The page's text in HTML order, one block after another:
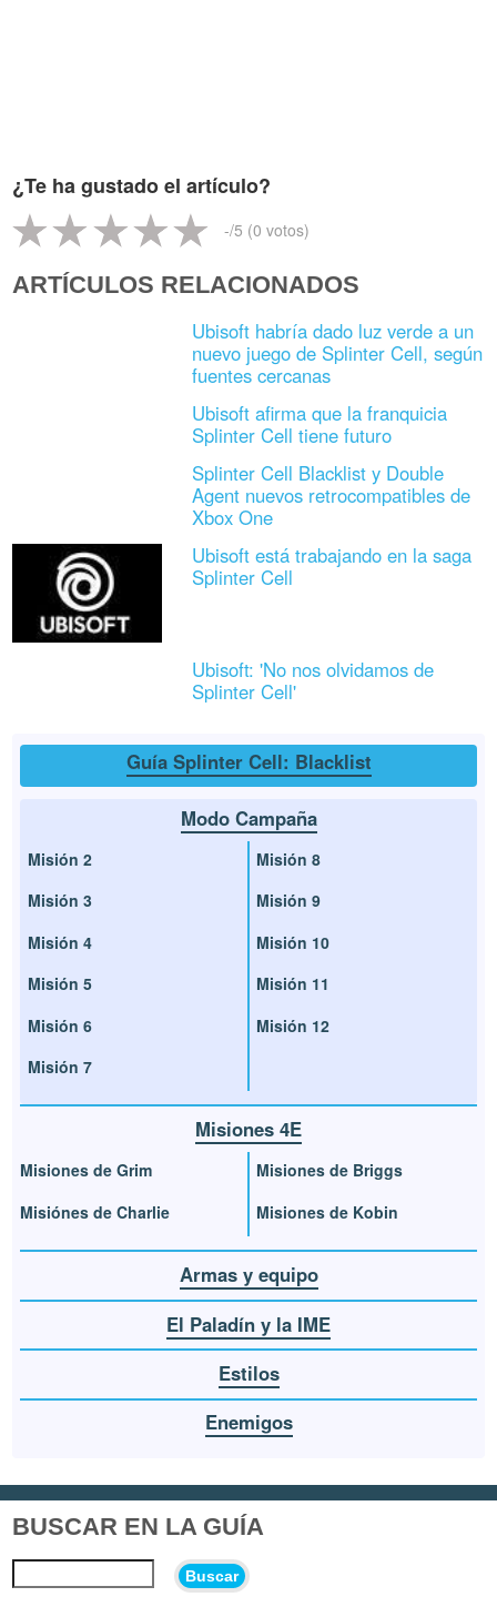
¿Te ha gustado el artículo?
-/5 (0 votos)
ARTÍCULOS RELACIONADOS
Ubisoft habría dado luz verde a un
nuevo juego de Splinter Cell, según
fuentes cercanas
Ubisoft afirma que la franquicia
Splinter Cell tiene futuro
Splinter Cell Blacklist y Double
Agent nuevos retrocompatibles de
Xbox One
Ubisoft está trabajando en la saga
Splinter Cell
Ubisoft: 'No nos olvidamos de
Splinter Cell'
Guía Splinter Cell: Blacklist
Modo Campaña
Misión 2
Misión 3
Misión 4
Misión 5
Misión 6
Misión 7
Misión 8
Misión 9
Misión 10
Misión 11
Misión 12
Misiones 4E
Misiones de Grim
Misiónes de Charlie
Misiones de Briggs
Misiones de Kobin
Armas y equipo
El Paladín y la IME
Estilos
Enemigos
BUSCAR EN LA GUÍA
Buscar